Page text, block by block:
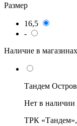
Размер
16,5
-
Наличие в магазинах
Тандем
Нет в наличии
ТРК